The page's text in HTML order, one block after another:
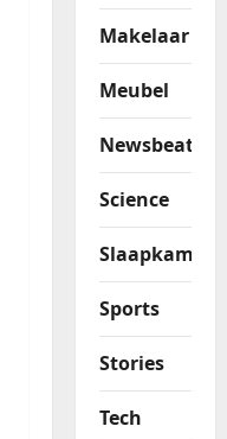
Makelaar
Meubel
Newsbeat
Science
Slaapkamer
Sports
Stories
Tech